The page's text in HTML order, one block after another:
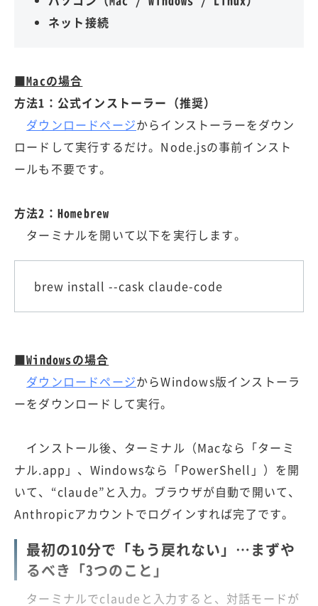
ネット接続
■Macの場合
方法1：公式インストーラー（推奨）
ダウンロードページからインストーラーをダウン
ロードして実行するだけ。Node.jsの事前インスト
ールも不要です。
方法2：Homebrew
ターミナルを開いて以下を実行します。
brew install --cask claude-code
■Windowsの場合
ダウンロードページからWindows版インストーラ
ーをダウンロードして実行。
インストール後、ターミナル（Macなら「ターミ
ナル.app」、Windowsなら「PowerShell」）を開
いて、“claude”と入力。ブラウザが自動で開いて、
Anthropicアカウントでログインすれば完了です。
最初の10分で「もう戻れない」…まずや
るべき「3つのこと」
ターミナルでclaudeと入力すると、対話モードが